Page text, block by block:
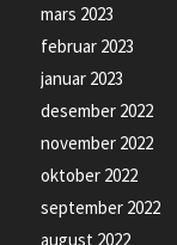
mars 2023
februar 2023
januar 2023
desember 2022
november 2022
oktober 2022
september 2022
august 2022